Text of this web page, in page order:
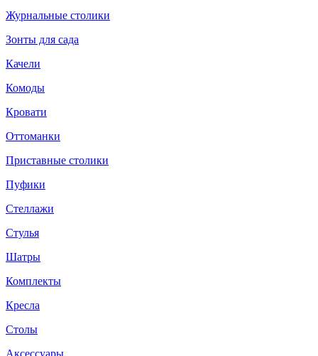
Журнальные столики
Зонты для сада
Качели
Комоды
Кровати
Оттоманки
Приставные столики
Пуфики
Стеллажи
Стулья
Шатры
Комплекты
Кресла
Столы
Аксессуары